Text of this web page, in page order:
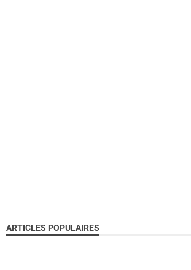
ARTICLES POPULAIRES